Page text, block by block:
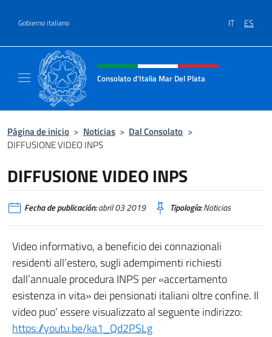
Gobierno italiano IT ES
Encabezado del sitio web,
Consolato d'Italia Mar Del Plata
Página de inicio > Noticias > Dal Consolato >
DIFFUSIONE VIDEO INPS
DIFFUSIONE VIDEO INPS
Fecha de publicación:abril 03 2019 Tipología:Noticias
Video informativo, a beneficio dei connazionali
residenti all’estero, sugli adempimenti richiesti
dall’annuale procedura INPS per «accertamento
esistenza in vita» dei pensionati italiani oltre confine. Il
video puo’ essere visualizzato al seguente indirizzo:
https://youtu.be/ka1_Qd2PSLg